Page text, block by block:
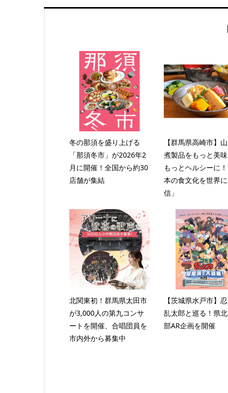
冬の那須を盛り上げる
「那須冬市」が2026年2
月に開催！全国から約30
店舗が集結
【群馬県高崎市】
煮製品をもっと美味
もっとヘルシーに
本の食文化を世界
信」
北関東初！群馬県太田市
が3,000人の第九コンサ
ートを開催、合唱団員を
市内外から募集中
【茨城県水戸市】
乱太郎と巡る！県
部AR企画を開催